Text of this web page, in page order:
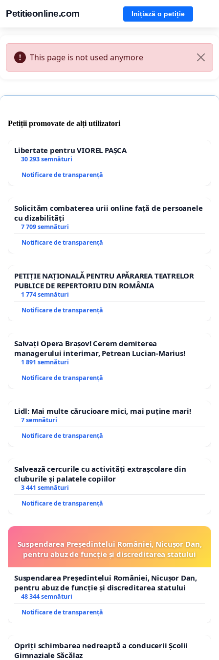
Petitieonline.com Inițiază o petiție
This page is not used anymore
Petiții promovate de alți utilizatori
Libertate pentru VIOREL PAȘCA
30 293 semnături
Notificare de transparență
Solicităm combaterea urii online față de persoanele
cu dizabilități
7 709 semnături
Notificare de transparență
PETIȚIE NAȚIONALĂ PENTRU APĂRAREA TEATRELOR
PUBLICE DE REPERTORIU DIN ROMÂNIA
1 774 semnături
Notificare de transparență
Salvați Opera Brașov! Cerem demiterea
managerului interimar, Petrean Lucian-Marius!
1 891 semnături
Notificare de transparență
Lidl: Mai multe cărucioare mici, mai puține mari!
7 semnături
Notificare de transparență
Salvează cercurile cu activități extrașcolare din
cluburile și palatele copiilor
3 441 semnături
Notificare de transparență
Suspendarea Președintelui României, Nicușor Dan,
pentru abuz de funcție și discreditarea statului
Suspendarea Președintelui României, Nicușor Dan,
pentru abuz de funcție și discreditarea statului
48 344 semnături
Notificare de transparență
Opriți schimbarea nedreaptă a conducerii Școlii
Gimnaziale Săcălaz